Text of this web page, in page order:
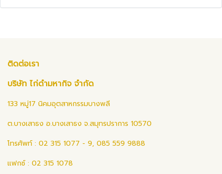
ติดต่อเรา
บริษัท ไก่ดำมหากิจ จำกัด
133 หมู่17 นิคมอุตสาหกรรมบางพลี
ต.บางเสาธง อ.บางเสาธง จ.สมุทรปราการ 10570
โทรศัพท์ : 02 315 1077 - 9, 085 559 9888
แฟกซ์ : 02 315 1078